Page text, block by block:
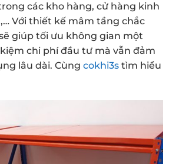
các kho hàng, cử hàng kinh
Với thiết kế mâm tầng chắc
giúp tối ưu không gian một
chi phí đầu tư mà vẫn đảm
lâu dài. Cùng cokhi3s tìm hiểu